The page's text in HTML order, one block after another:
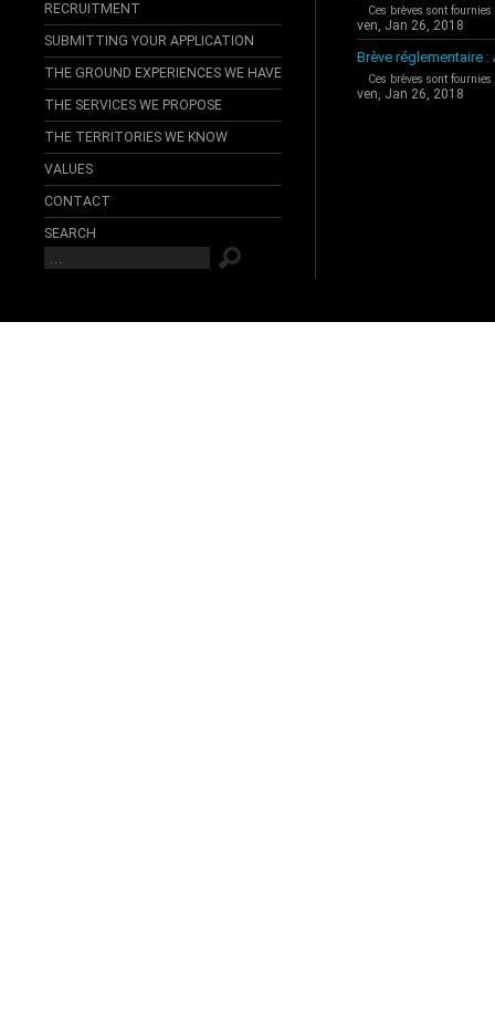
RECRUITMENT
SUBMITTING YOUR APPLICATION
THE GROUND EXPERIENCES WE HAVE
THE SERVICES WE PROPOSE
THE TERRITORIES WE KNOW
VALUES
CONTACT
SEARCH
Ces brèves sont
ven, Jan 26, 2018
Brève réglementaire :
Ces brèves sont
ven, Jan 26, 2018